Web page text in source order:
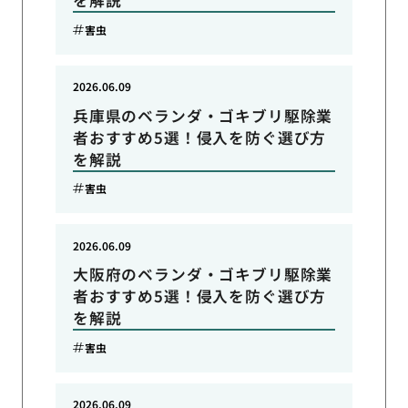
害虫
兵庫県のベランダ・ゴキブリ駆除業
者おすすめ5選！侵入を防ぐ選び方
を解説
2026.06.09
害虫
大阪府のベランダ・ゴキブリ駆除業
者おすすめ5選！侵入を防ぐ選び方
を解説
2026.06.09
害虫
2026.06.09